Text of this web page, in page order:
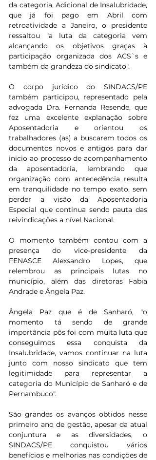
da categoria, Adicional de Insalubridade,
que já foi pago em Abril com
retroatividade a Janeiro, o presidente
ressaltou "a luta da categoria vem
alcançando os objetivos graças à
participação organizada dos ACS`s e
também da grandeza do sindicato".
O corpo jurídico do SINDACS/PE
também participou, representado pela
advogada Dra. Fernanda Resende, que
fez uma excelente explanação sobre
Aposentadoria e orientou os
trabalhadores (as) a buscarem todos os
documentos novos e antigos para dar
inicio ao processo de acompanhamento
da aposentadoria, lembrando que
organização com antecedência resulta
em tranquilidade no tempo exato, sem
perder a visão da Aposentadoria
Especial que continua sendo pauta das
reivindicações a nível Nacional.
O momento também contou com a
presença do vice-presidente da
FENASCE Alexsandro Lopes, que
relembrou as principais lutas no
município, além das diretoras Fabia
Andrade e Ângela Paz.
Ângela Paz que é de Sanharó, "o
momento tá sendo de grande
importância pôs foi com muita luta que
conseguimos essa conquista da
Insalubridade, vamos continuar na luta
junto com nosso sindicato que tem
legitimidade para representar a
categoria do Município de Sanharó e de
Pernambuco".
São grandes os avanços obtidos nesse
primeiro ano de gestão, apesar da atual
conjuntura e as diversidades, o
SINDACS/PE conquistou vários
benefícios e melhorias nas condições de